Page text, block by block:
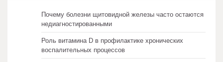
Почему болезни щитовидной железы часто остаются
недиагностированными
Роль витамина D в профилактике хронических
воспалительных процессов